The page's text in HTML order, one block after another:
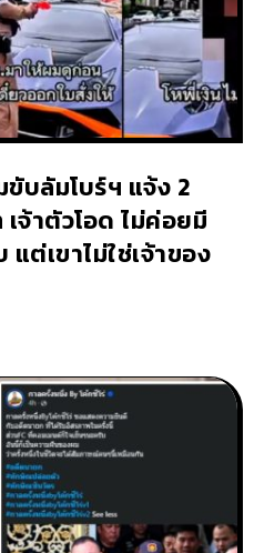
บลัมโบร์ฯ แจ้ง 2
จ้าตัวโอด ไม่ค่อยมี
ต่เขาไม่ใช่เจ้าของ